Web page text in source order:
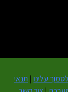
עלינו | תנאי